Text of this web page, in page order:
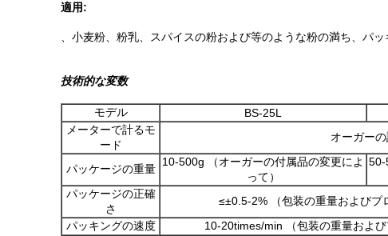
適用:
、小麦粉、粉乳、スパイスの粉および等のような粉の満ち、パ
技術的な変数
モデル BS-25L
メーターで計るモ
ード
オーガー
パッケージの重量
10-500g （オーガーの付属品の変更によ
って）
50-
パッケージの正確
さ
≤±0.5-2% （包装の重量およびプ
パッキングの速度
10-20times/min （包装の重量および